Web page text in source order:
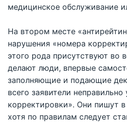
медицинское обслуживание
На втором месте
нарушения «номера
этого рода присутствуют во
делают люди, впервые
заполняющие и подающие
всего заявители
корректировки». Они пишут
хотя по правилам следует